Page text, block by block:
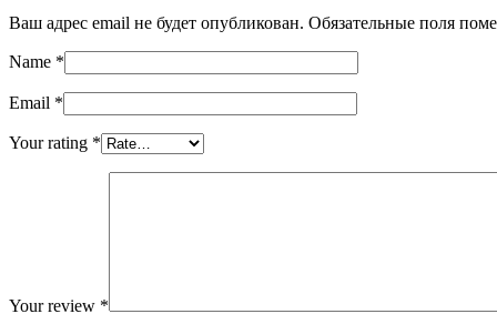
Ваш адрес email не будет опубликован. Обязательные поля
Name *
Email *
Your rating *
Your review *